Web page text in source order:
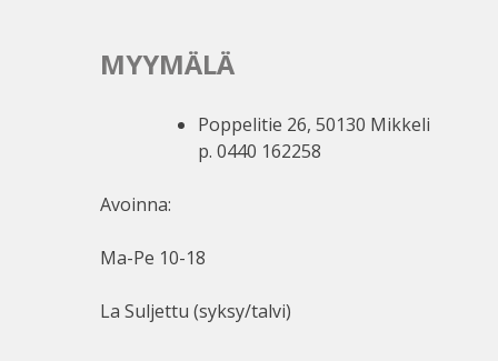
MYYMÄLÄ
Poppelitie 26, 50130 Mikkeli
p. 0440 162258
Avoinna:
Ma-Pe 10-18
La Suljettu (syksy/talvi)